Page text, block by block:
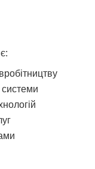
системи